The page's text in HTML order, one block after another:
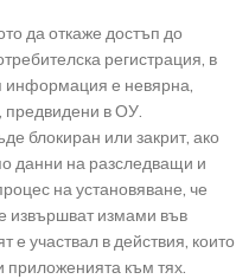
да откаже достъп до
регистрация, в
информация е невярна,
предвидени в ОУ.
блокиран или закрит, ако
данни на разследващи и
на установяване, че
извършват измами във
е участвал в действия, които
към тях.